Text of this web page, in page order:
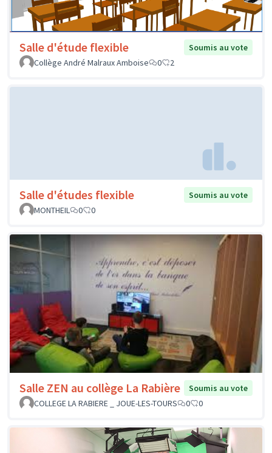
Salle d'étude flexible
Soumis au vote
Collège André Malraux Amboise
0 2
Salle d'études flexible
Soumis au vote
MONTHEIL
0 0
Salle ZEN au collège La Rabière
Soumis au vote
COLLEGE LA RABIERE _ JOUE-LES-TOURS
0 0